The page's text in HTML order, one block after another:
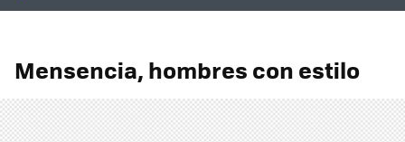
Mensencia, hombres con estilo